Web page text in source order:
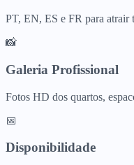
PT, EN, ES e FR para atrair
📸
Galeria Profissional
Fotos HD dos quartos,
📅
Disponibilidade